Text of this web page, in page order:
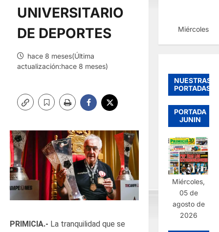
UNIVERSITARIO
DE DEPORTES
hace 8 meses(Última
actualización:hace 8 meses)
PRIMICIA.- La tranquilidad que se
Miércoles,
NUESTRAS
PORTADAS
PORTADA
JUNIN
Miércoles,
05 de
agosto de
2026